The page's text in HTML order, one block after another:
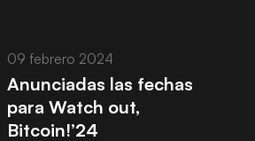
09 febrero 2024
Anunciadas las fechas
para Watch out,
Bitcoin!’24